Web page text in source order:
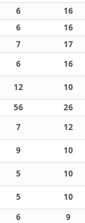
6
16
6
16
7
17
6
16
12
10
56
26
7
12
9
10
5
10
5
10
6
9